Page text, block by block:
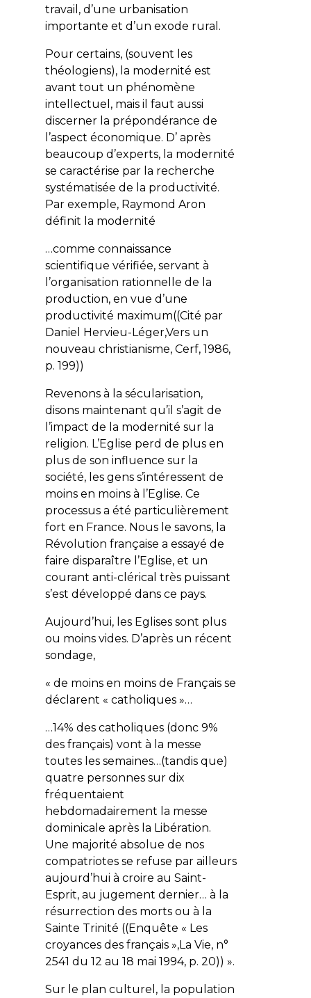
travail, d’une urbanisation
importante et d’un exode rural.
Pour certains, (souvent les
théologiens), la modernité est
avant tout un phénomène
intellectuel, mais il faut aussi
discerner la prépondérance de
l’aspect économique. D’ après
beaucoup d’experts, la modernité
se caractérise par la recherche
systématisée de la productivité.
Par exemple, Raymond Aron
définit la modernité
…comme connaissance
scientifique vérifiée, servant à
l’organisation rationnelle de la
production, en vue d’une
productivité maximum((Cité par
Daniel Hervieu-Léger,Vers un
nouveau christianisme, Cerf, 1986,
p. 199))
Revenons à la sécularisation,
disons maintenant qu’il s’agit de
l’impact de la modernité sur la
religion. L’Eglise perd de plus en
plus de son influence sur la
société, les gens s’intéressent de
moins en moins à l’Eglise. Ce
processus a été particulièrement
fort en France. Nous le savons, la
Révolution française a essayé de
faire disparaître l’Eglise, et un
courant anti-clérical très puissant
s’est développé dans ce pays.
Aujourd’hui, les Eglises sont plus
ou moins vides. D’après un récent
sondage,
« de moins en moins de Français se
déclarent « catholiques »…
…14% des catholiques (donc 9%
des français) vont à la messe
toutes les semaines…(tandis que)
quatre personnes sur dix
fréquentaient
hebdomadairement la messe
dominicale après la Libération.
Une majorité absolue de nos
compatriotes se refuse par ailleurs
aujourd’hui à croire au Saint-
Esprit, au jugement dernier… à la
résurrection des morts ou à la
Sainte Trinité ((Enquête « Les
croyances des français »,La Vie, n°
2541 du 12 au 18 mai 1994, p. 20)) ».
Sur le plan culturel, la population